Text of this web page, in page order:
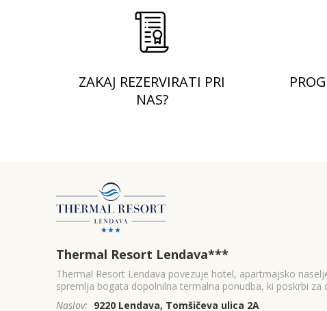
ZAKAJ REZERVIRATI PRI
NAS?
Thermal Resort Lendava***
Thermal Resort Lendava povezuje hotel, apartmajsko
spremlja bogata dopolnilna termalna ponudba, ki poskrbi za
Naslov: 9220 Lendava, Tomšičeva ulica 2A